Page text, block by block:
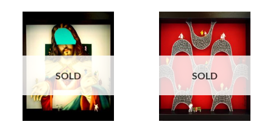
SOLD SOLD